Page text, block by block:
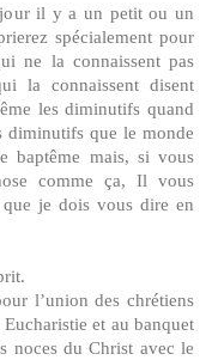
il y a un petit ou un
spécialement pour
ne la connaissent pas
la connaissent disent
les diminutifs quand
diminutifs que le monde
baptême mais, si vous
comme ça, Il vous
que je dois vous dire en
l’union des chrétiens
et au banquet
noces du Christ avec le